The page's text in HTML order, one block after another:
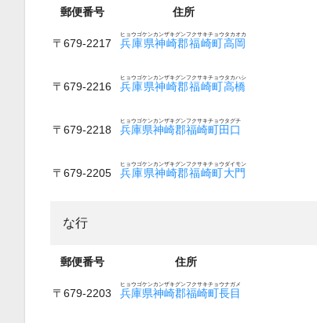
郵便番号 住所
〒679-2217 兵庫県神崎郡福崎町高岡
ヒョウゴケンカンザキグンフクサキチョウタカオカ
〒679-2216 兵庫県神崎郡福崎町高橋
ヒョウゴケンカンザキグンフクサキチョウタカハシ
〒679-2218 兵庫県神崎郡福崎町田口
ヒョウゴケンカンザキグンフクサキチョウタグチ
〒679-2205 兵庫県神崎郡福崎町大門
ヒョウゴケンカンザキグンフクサキチョウダイモン
な行
郵便番号 住所
〒679-2203 兵庫県神崎郡福崎町長目
ヒョウゴケンカンザキグンフクサキチョウナガメ